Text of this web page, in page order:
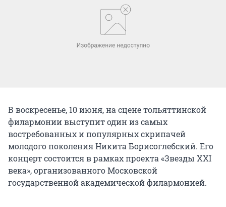
В воскресенье, 10 июня, на сцене тольяттинской
филармонии выступит один из самых
востребованных и популярных скрипачей
молодого поколения Никита Борисоглебский. Его
концерт состоится в рамках проекта «Звезды XXI
века», организованного Московской
государственной академической филармонией.